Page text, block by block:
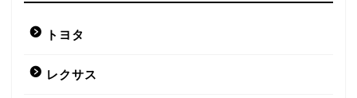
トヨタ
レクサス